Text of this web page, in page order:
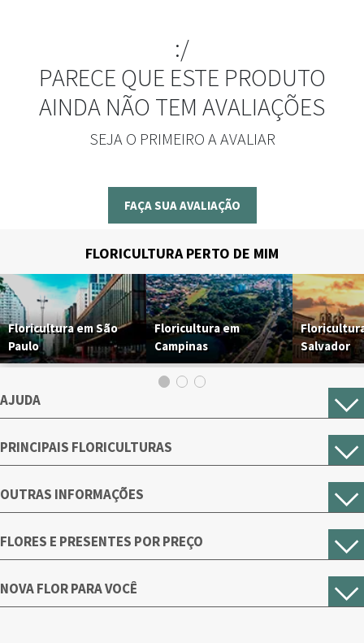
:/
PARECE QUE ESTE PRODUTO
AINDA NÃO TEM AVALIAÇÕES
SEJA O PRIMEIRO A AVALIAR
FAÇA SUA AVALIAÇÃO
FLORICULTURA PERTO DE MIM
Floricultura em São
Paulo
Floricultura em
Campinas
Salvador
AJUDA
PRINCIPAIS FLORICULTURAS
OUTRAS INFORMAÇÕES
FLORES E PRESENTES POR PREÇO
NOVA FLOR PARA VOCÊ